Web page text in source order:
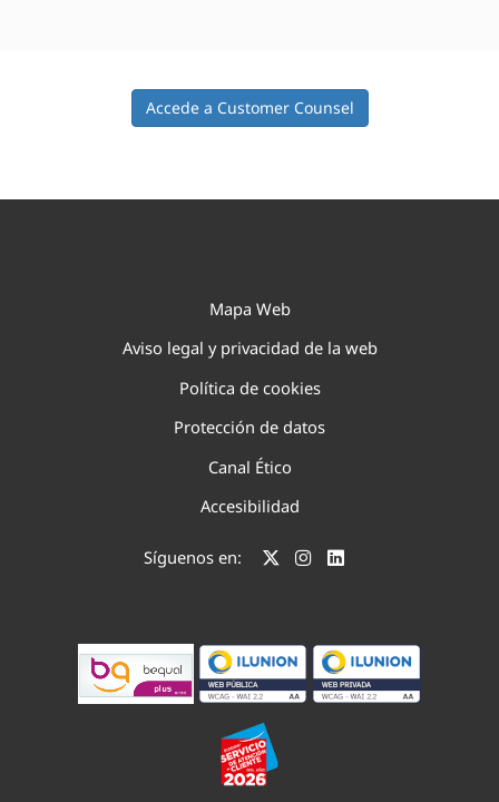
Accede a Customer Counsel
Mapa Web
Aviso legal y privacidad de la web
Política de cookies
Protección de datos
Canal Ético
Accesibilidad
Síguenos en: